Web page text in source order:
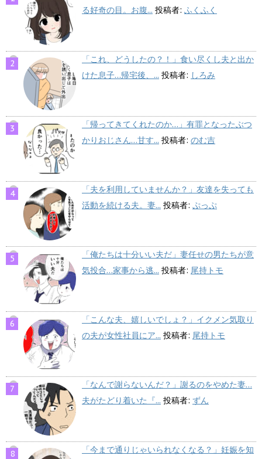
る好奇の目。お腹... 投稿者: ふくふく
「これ、どうしたの？！」食い尽くし夫と出か
けた息子…帰宅後、... 投稿者: しろみ
「帰ってきてくれたのか…」有罪となったぶつ
かりおじさん…甘す... 投稿者: のむ吉
「夫を利用していませんか？」友達を失っても
活動を続ける夫。妻... 投稿者: ぷっぷ
「俺たちは十分いい夫だ」妻任せの男たちが意
気投合…家事から逃... 投稿者: 尾持トモ
「こんな夫、嬉しいでしょ？」イクメン気取り
の夫が女性社員にア... 投稿者: 尾持トモ
「なんで謝らないんだ？」謝るのをやめた妻…
夫がたどり着いた『... 投稿者: ずん
「今まで通りじゃいられなくなる？」妊娠を知